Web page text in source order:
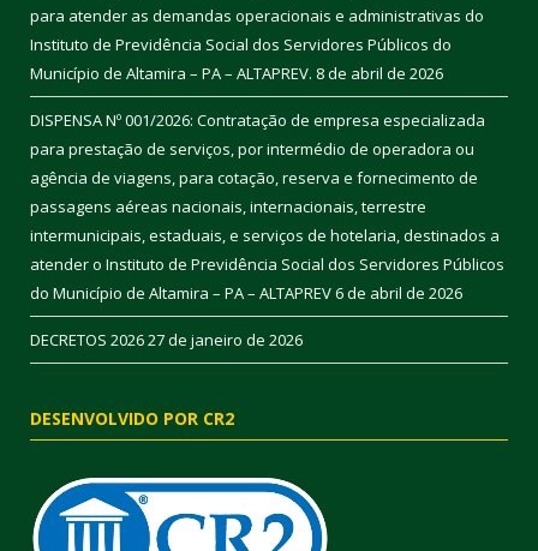
para atender as demandas operacionais e administrativas do
Instituto de Previdência Social dos Servidores Públicos do
Município de Altamira – PA – ALTAPREV. 8 de abril de 2026
DISPENSA Nº 001/2026: Contratação de empresa especializada
para prestação de serviços, por intermédio de operadora ou
agência de viagens, para cotação, reserva e fornecimento de
passagens aéreas nacionais, internacionais, terrestre
intermunicipais, estaduais, e serviços de hotelaria, destinados a
atender o Instituto de Previdência Social dos Servidores Públicos
do Município de Altamira – PA – ALTAPREV6 de abril de 2026
DECRETOS 202627 de janeiro de 2026
DESENVOLVIDO POR CR2